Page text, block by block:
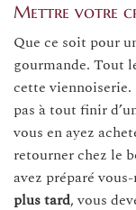
Mettre votre
Que ce soit pour
gourmande. Tout
cette viennoiserie.
pas à tout finir
vous en ayez
retourner chez le
avez préparé
plus tard, vous